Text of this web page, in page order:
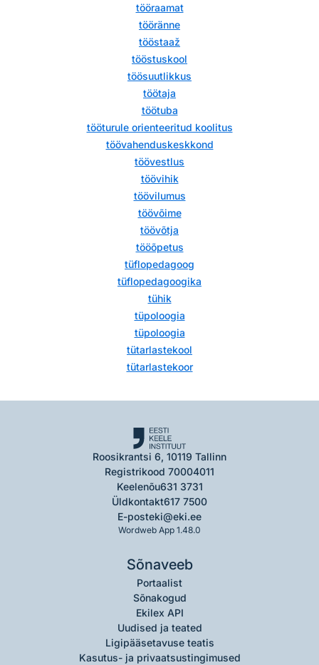
tööraamat
tööränne
tööstaaž
tööstuskool
töösuutlikkus
töötaja
töötuba
tööturule orienteeritud koolitus
töövahenduskeskkond
töövestlus
töövihik
töövilumus
töövõime
töövõtja
tööõpetus
tüflopedagoog
tüflopedagoogika
tühik
tüpoloogia
tüpoloogia
tütarlastekool
tütarlastekoor
Roosikrantsi 6, 10119 Tallinn
Registrikood 70004011
Keelenõu631 3731
Üldkontakt617 7500
E-posteki@eki.ee
Wordweb App 1.48.0
Sõnaveeb
Portaalist
Sõnakogud
Ekilex API
Uudised ja teated
Ligipääsetavuse teatis
Kasutus- ja privaatsustingimused